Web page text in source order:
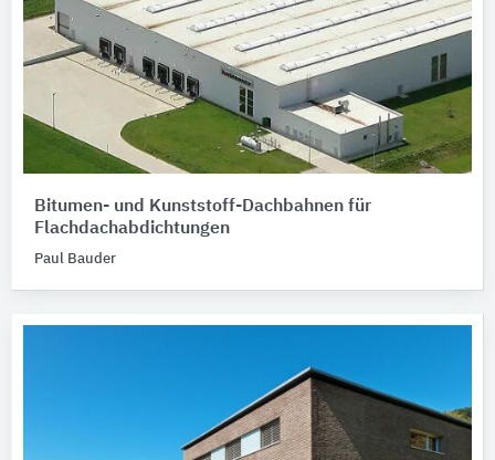
Bitumen- und Kunststoff-Dachbahnen für
Flachdachabdichtungen
Paul Bauder